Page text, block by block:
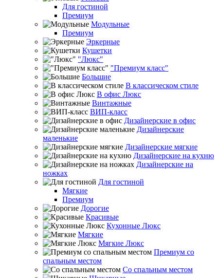
Для гостиной
Премиум
Модульные
Премиум
Эркерные
Кушетки
"Люкс"
"Премиум класс"
Большие
В классическом стиле
В офис Люкс
Винтажные
ВИП-класс
Дизайнерские в офис
Дизайнерские
маленькие
Дизайнерские мягкие
Дизайнерские на кухню
Дизайнерские на
ножках
Для гостиной
Мягкие
Премиум
Дорогие
Красивые
Кухонные Люкс
Мягкие
Мягкие Люкс
Премиум со
спальным местом
Со спальным местом